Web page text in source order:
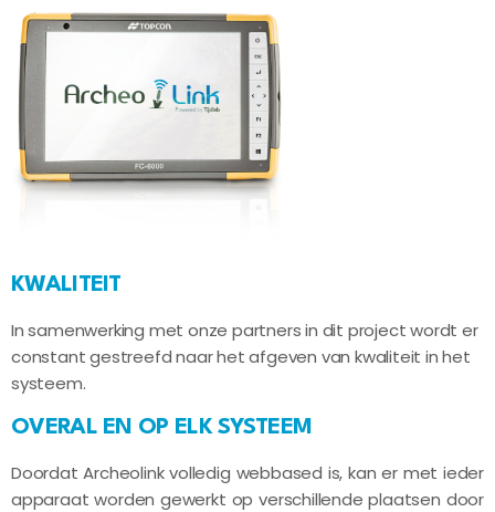
KWALITEIT
In samenwerking met onze partners in dit project wordt er
constant gestreefd naar het afgeven van kwaliteit in het
systeem.
OVERAL EN OP ELK SYSTEEM
Doordat Archeolink volledig webbased is, kan er met ieder
apparaat worden gewerkt op verschillende plaatsen door